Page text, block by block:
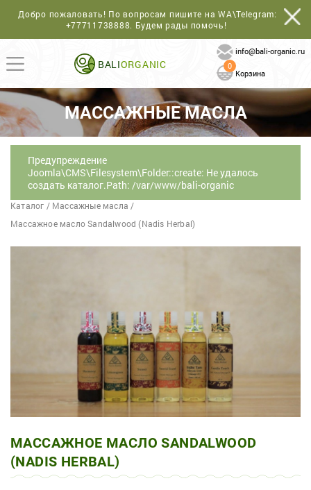
Добро пожаловать! По вопросам пишите на WA\Telegram:
+77711738888. Будем рады помочь!
BALIORGANIC
info@bali-organic.ru
0
Корзина
МАССАЖНЫЕ МАСЛА
Предупреждение
Joomla\CMS\Filesystem\Folder::create: Не удалось
создать каталог.Path: /var/www/bali-organic
Каталог / Массажные масла /
Массажное масло Sandalwood (Nadis Herbal)
МАССАЖНОЕ МАСЛО SANDALWOOD
(NADIS HERBAL)